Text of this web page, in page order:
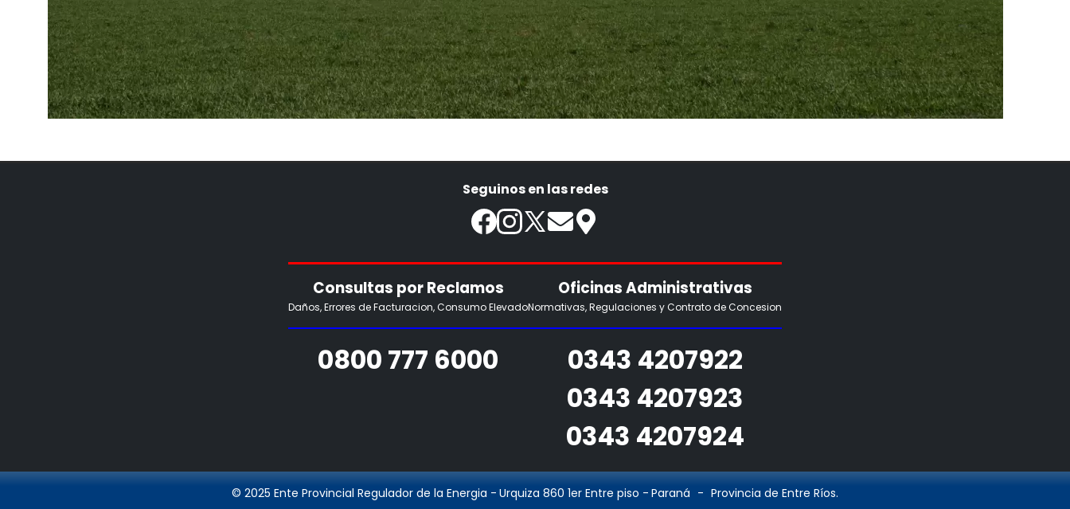
Seguinos en las redes
Consultas por Reclamos
Daños, Errores de Facturacion, Consumo Elevado
0800 777 6000
Oficinas Administrativas
Normativas, Regulaciones y Contrato de Concesion
0343 4207922
0343 4207923
0343 4207924
© 2025 Ente Provincial Regulador de la Energia - Urquiza 860 1er Entre piso - Paraná - Provincia de Entre Ríos.